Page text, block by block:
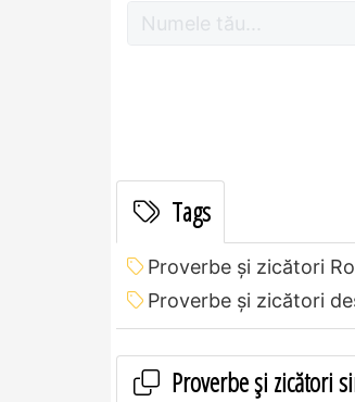
Tags
Proverbe și zicători
Proverbe și zicători
Proverbe și zicători